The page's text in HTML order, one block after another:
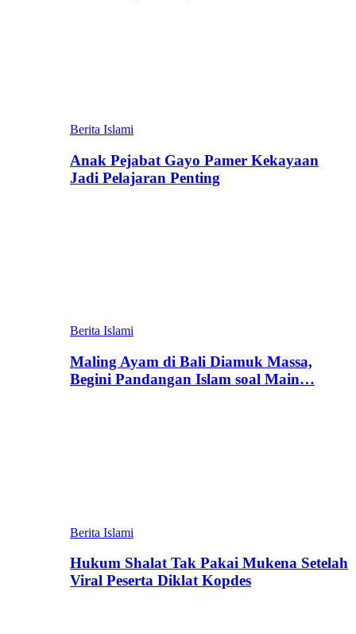
Berita Islami
Anak Pejabat Gayo Pamer Kekayaan
Jadi Pelajaran Penting
Berita Islami
Maling Ayam di Bali Diamuk Massa,
Begini Pandangan Islam soal Main…
Berita Islami
Hukum Shalat Tak Pakai Mukena Setelah
Viral Peserta Diklat Kopdes